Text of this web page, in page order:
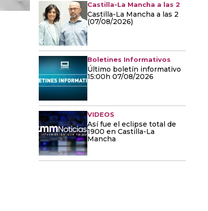
Castilla-La Mancha a las 2
Castilla-La Mancha a las 2
(07/08/2026)
Boletines Informativos
Último boletín informativo
15:00h 07/08/2026
VIDEOS
Así fue el eclipse total de
1900 en Castilla-La
Mancha